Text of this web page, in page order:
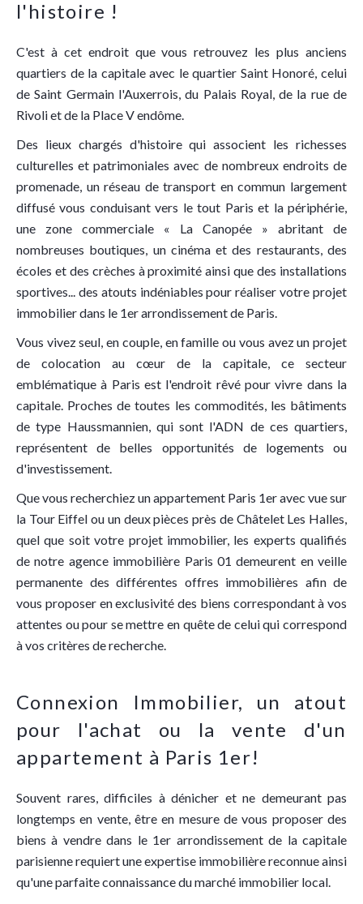
l'histoire !
C'est à cet endroit que vous retrouvez les plus anciens
quartiers de la capitale avec le quartier Saint Honoré, celui
de Saint Germain l'Auxerrois, du Palais Royal, de la rue de
Rivoli et de la Place V endôme.
Des lieux chargés d'histoire qui associent les richesses
culturelles et patrimoniales avec de nombreux endroits de
promenade, un réseau de transport en commun largement
diffusé vous conduisant vers le tout Paris et la périphérie,
une zone commerciale « La Canopée » abritant de
nombreuses boutiques, un cinéma et des restaurants, des
écoles et des crèches à proximité ainsi que des installations
sportives... des atouts indéniables pour réaliser votre projet
immobilier dans le 1er arrondissement de Paris.
Vous vivez seul, en couple, en famille ou vous avez un projet
de colocation au cœur de la capitale, ce secteur
emblématique à Paris est l'endroit rêvé pour vivre dans la
capitale. Proches de toutes les commodités, les bâtiments
de type Haussmannien, qui sont l'ADN de ces quartiers,
représentent de belles opportunités de logements ou
d'investissement.
Que vous recherchiez un appartement Paris 1er avec vue sur
la Tour Eiffel ou un deux pièces près de Châtelet Les Halles,
quel que soit votre projet immobilier, les experts qualifiés
de notre agence immobilière Paris 01 demeurent en veille
permanente des différentes offres immobilières afin de
vous proposer en exclusivité des biens correspondant à vos
attentes ou pour se mettre en quête de celui qui correspond
à vos critères de recherche.
Connexion Immobilier, un atout
pour l'achat ou la vente d'un
appartement à Paris 1er!
Souvent rares, difficiles à dénicher et ne demeurant pas
longtemps en vente, être en mesure de vous proposer des
biens à vendre dans le 1er arrondissement de la capitale
parisienne requiert une expertise immobilière reconnue ainsi
qu'une parfaite connaissance du marché immobilier local.